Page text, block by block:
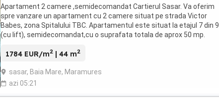
Apartament 2 camere ,semidecomandat Cartierul Sasar. Va oferim
spre vanzare un apartament cu 2 camere situat pe strada Victor
Babes, zona Spitalului TBC. Apartamentul este situat la etajul 7 din 9
(cu lift), semidecomandat,cu o suprafata totala de aprox 50 mp.
1784 EUR/m2 | 44 m2
sasar, Baia Mare, Maramures
azi 05:21